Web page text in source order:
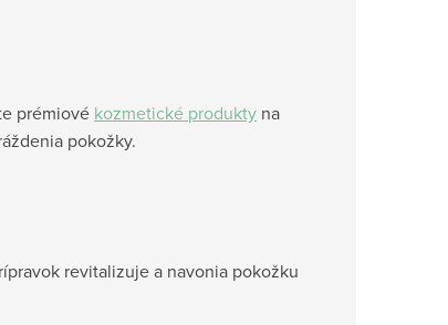
prémiové kozmetické produkty na
pokožky.
revitalizuje a navonia pokožku